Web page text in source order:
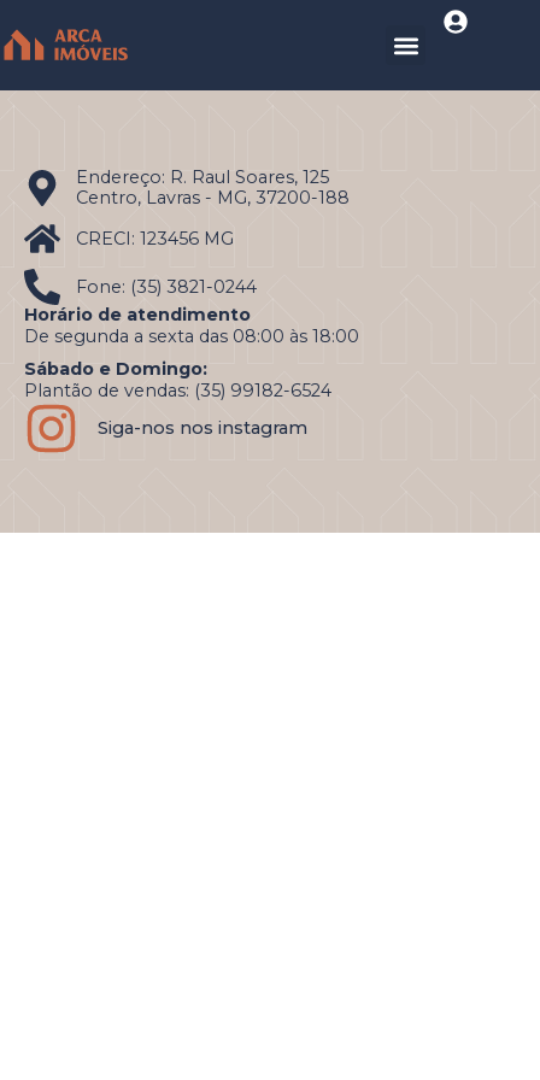
Endereço: R. Raul Soares, 125
Centro, Lavras - MG, 37200-188
CRECI: 123456 MG
Fone: (35) 3821-0244
Horário de atendimento
De segunda a sexta das 08:00 às 18:00
Sábado e Domingo:
Plantão de vendas: (35) 99182-6524
Siga-nos nos instagram